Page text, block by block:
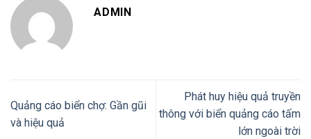
ADMIN
Quảng cáo biển chợ: Gần gũi
và hiệu quả
Phát huy hiệu quả truyền
thông với biển quảng cáo tấm
lớn ngoài trời